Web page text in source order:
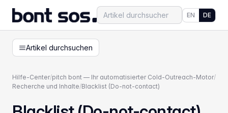
EN DE
Artikel durchsuchen
Hilfe-Center/pitch bont — Ihr automatisierter Cold-Outreach-Motor/
Recherche und Inhalte/Blacklist (Do-not-contact)